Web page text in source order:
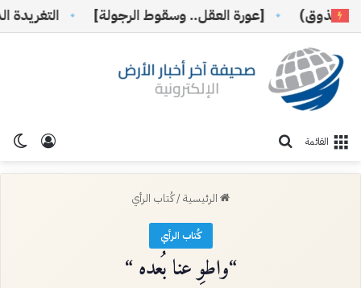
[عورة العقل.. وسقوط الرجولة] التغريدة الذهبية
تسجيل القائمة
الرئيسية/كُتاب الرأي
كُتاب الرأي
“واطوِ عنا بُعده “